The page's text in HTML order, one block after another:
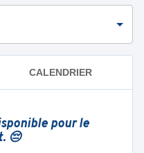
CALENDRIER
pour le
😔